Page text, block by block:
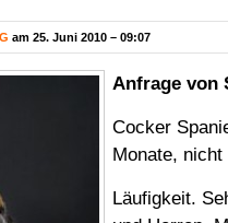
am 25. Juni 2010 – 09:07
Anfrage von
Cocker
Monate,
Läufigkeit.